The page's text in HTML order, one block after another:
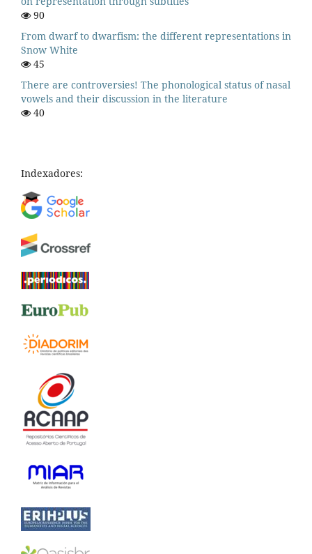
90
From dwarf to dwarfism: the different representations in
Snow White
45
There are controversies! The phonological status of nasal
vowels and their discussion in the literature
40
Indexadores: